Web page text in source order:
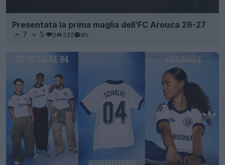
Presentata la prima maglia dell’FC Arouca 26-27
7 5 0 332 9h